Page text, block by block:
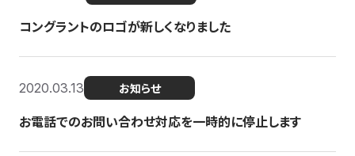
コングラントのロゴが新しくなりました
2020.03.13 お知らせ
お電話でのお問い合わせ対応を一時的に停止します